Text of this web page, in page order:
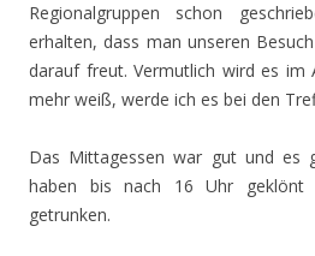
Regionalgruppen schon
erhalten, dass man unseren
darauf freut. Vermutlich wird es im
mehr weiß, werde ich es bei den
Das Mittagessen war gut und es
haben bis nach 16 Uhr geklönt
getrunken.